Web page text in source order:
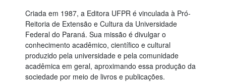
Criada em 1987, a Editora UFPR é vinculada à Pró-
Reitoria de Extensão e Cultura da Universidade
Federal do Paraná. Sua missão é divulgar o
conhecimento acadêmico, científico e cultural
produzido pela universidade e pela comunidade
acadêmica em geral, aproximando essa produção da
sociedade por meio de livros e publicações.